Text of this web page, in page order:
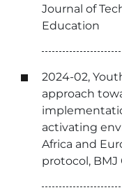
Journal of
Education
2024-02,
approach
activating
Africa and
protocol, BMJ